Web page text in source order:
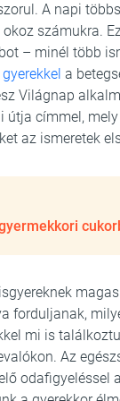
A napi
számukra.
– minél több
a
Világnap
útja címmel,
az ismeretek
forduljanak,
mi is
Az
odafigyeléssel